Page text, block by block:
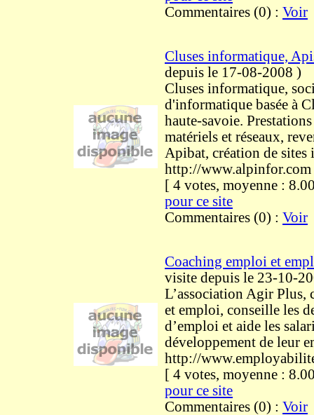
Commentaires (0) : Voir
Cluses informatique,
depuis le 17-08-2008 )
Cluses informatique,
d'informatique basée à
haute-savoie.
matériels et réseaux,
Apibat, création de sites
http://www.alpinfor.com
[ 4 votes, moyenne :
pour ce site
Commentaires (0) : Voir
Coaching emploi et
visite depuis le 23-10-
L’association Agir Plus,
et emploi, conseille les
d’emploi et aide les
développement de leur
http://
[ 4 votes, moyenne :
pour ce site
Commentaires (0) : Voir